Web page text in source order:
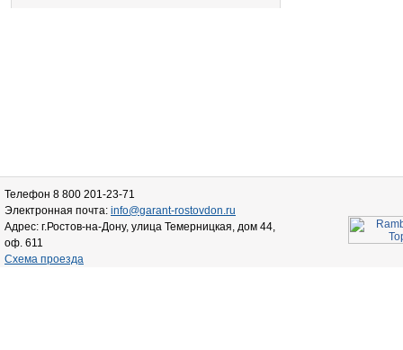
Телефон 8 800 201-23-71
Электронная почта: info@garant-rostovdon.ru
Адрес: г.Ростов-на-Дону, улица Темерницкая, дом 44,
оф. 611
Схема проезда